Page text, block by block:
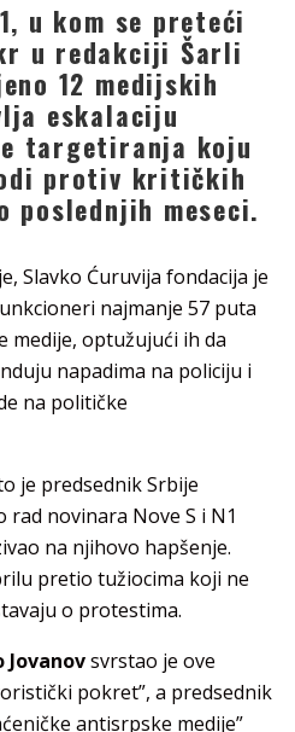
u kom se preteći
u redakciji Šarli
12 medijskih
eskalaciju
targetiranja koju
protiv kritičkih
poslednjih meseci.
Slavko Ćuruvija fondacija je
najmanje 57 puta
medije, optužujući ih da
napadima na policiju i
na političke
je predsednik Srbije
rad novinara Nove S i N1
na njihovo hapšenje.
pretio tužiocima koji ne
o protestima.
Jovanovsvrstao je ove
pokret”, a predsednik
antisrpske medije”